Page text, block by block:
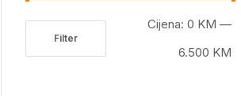
Filter
Cijena: 0 KM —
6.500 KM